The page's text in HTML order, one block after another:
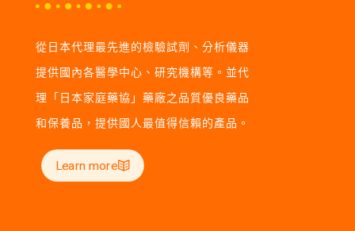
從日本代理最先進的檢驗試劑、分析儀器
提供國內各醫學中心、研究機構等。並代
理「日本家庭藥協」藥廠之品質優良藥品
和保養品，提供國人最值得信賴的產品。
Learn more